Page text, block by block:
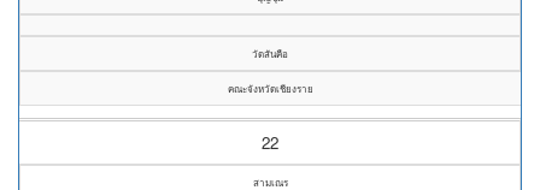
วัดสันคือ
คณะจังหวัดเชียงราย
22
สามเณร